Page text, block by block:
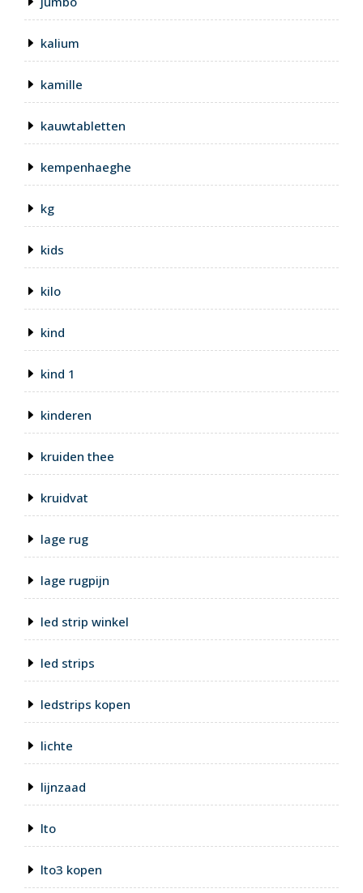
kalium
kamille
kauwtabletten
kempenhaeghe
kg
kids
kilo
kind
kind 1
kinderen
kruiden thee
kruidvat
lage rug
lage rugpijn
led strip winkel
led strips
ledstrips kopen
lichte
lijnzaad
lto
lto3 kopen